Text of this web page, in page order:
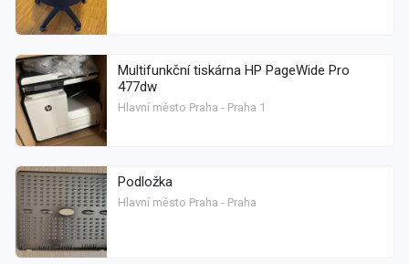
Multifunkční tiskárna HP PageWide Pro
477dw
Hlavní město Praha - Praha 1
Podložka
Hlavní město Praha - Praha